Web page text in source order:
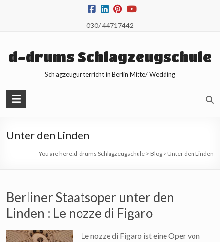
030/ 44717442
d-drums Schlagzeugschule
Schlagzeugunterricht in Berlin Mitte/ Wedding
Unter den Linden
You are here:d-drums Schlagzeugschule> Blog> Unter den Linden
Berliner Staatsoper unter den
Linden : Le nozze di Figaro
Le nozze di Figaro ist eine Oper von